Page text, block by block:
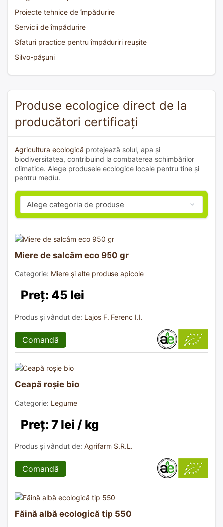
Proiecte tehnice de împădurire
Servicii de împădurire
Sfaturi practice pentru împăduriri reușite
Silvo-pășuni
Produse ecologice direct de la
producători certificați
Agricultura ecologică protejează solul, apa și
biodiversitatea, contribuind la combaterea schimbărilor
climatice. Alege produsele ecologice locale pentru tine și
pentru mediu.
Miere de salcâm eco 950 gr
Categorie: Miere și alte produse apicole
Preț: 45 lei
Produs și vândut de: Lajos F. Ferenc I.I.
Comandă
Ceapă roșie bio
Categorie: Legume
Preț: 7 lei / kg
Produs și vândut de: Agrifarm S.R.L.
Comandă
Făină albă ecologică tip 550